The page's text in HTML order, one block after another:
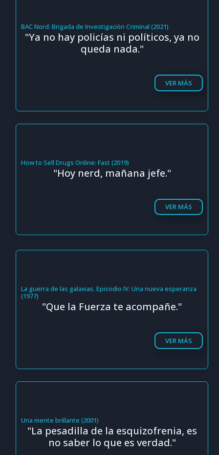
BAC Nord: Brigada de Investigación Criminal (2021)
"Ya no hay policías ni políticos, ya no
queda nada."
VER MÁS
How to Sell Drugs Online: Fast (2019)
"Hoy nerd, mañana jefe."
VER MÁS
La guerra de las galaxias. Episodio IV: Una nueva esperanza
(1977)
"Que la Fuerza te acompañe."
VER MÁS
Una mente brillante (2001)
"La pesadilla de la esquizofrenia, es
no saber lo que es verdad."